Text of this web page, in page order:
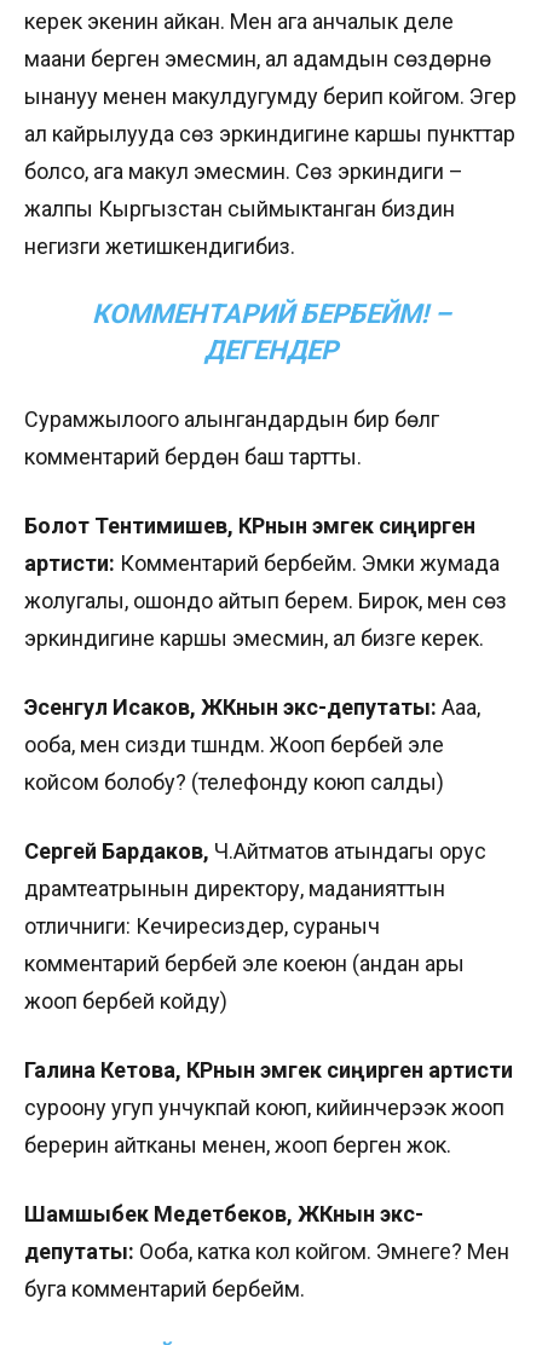
керек экенин айкан. Мен ага анчалык деле
маани берген эмесмин, ал адамдын сөздөрүнө
ынануу менен макулдугумду берип койгом. Эгер
ал кайрылууда сөз эркиндигине каршы пункттар
болсо, ага макул эмесмин. Сөз эркиндиги –
жалпы Кыргызстан сыймыктанган биздин
негизги жетишкендигибиз.
КОММЕНТАРИЙ БЕРБЕЙМ! –
ДЕГЕНДЕР
Сурамжылоого алынгандардын бир бөлүгү
комментарий берүүдөн баш тартты.
Болот Тентимишев, КРнын эмгек сиңирген
артисти: Комментарий бербейм. Эмки жумада
жолугалы, ошондо айтып берем. Бирок, мен сөз
эркиндигине каршы эмесмин, ал бизге керек.
Эсенгул Исаков, ЖКнын экс-депутаты: Ааа,
ооба, мен сизди түшүндүм. Жооп бербей эле
койсом болобу? (телефонду коюп салды)
Сергей Бардаков, Ч.Айтматов атындагы орус
драмтеатрынын директору, маданияттын
отличниги: Кечиресиздер, сураныч
комментарий бербей эле коеюн (андан ары
жооп бербей койду)
Галина Кетова, КРнын эмгек сиңирген артисти
суроону угуп унчукпай коюп, кийинчерээк жооп
берерин айтканы менен, жооп берген жок.
Шамшыбек Медетбеков, ЖКнын экс-
депутаты: Ооба, катка кол койгом. Эмнеге? Мен
буга комментарий бербейм.